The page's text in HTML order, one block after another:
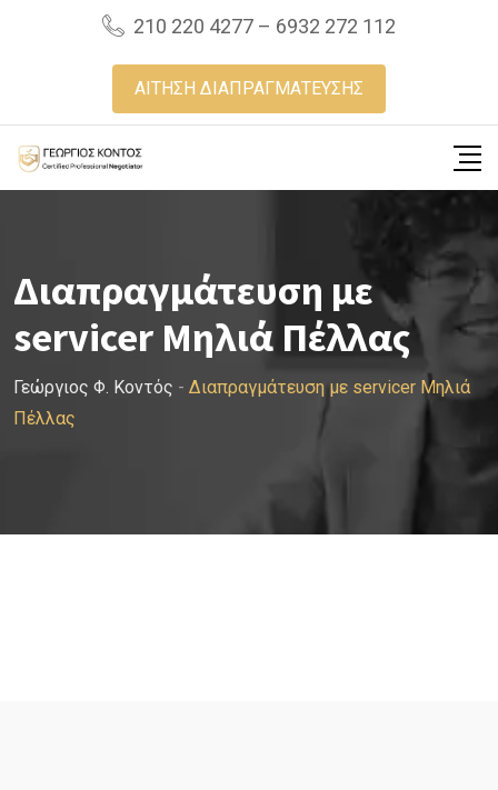
210 220 4277 – 6932 272 112
ΑΙΤΗΣΗ ΔΙΑΠΡΑΓΜΑΤΕΥΣΗΣ
Διαπραγμάτευση με
servicer Μηλιά Πέλλας
Γεώργιος Φ. Κοντός - Διαπραγμάτευση με servicer Μηλιά
Πέλλας